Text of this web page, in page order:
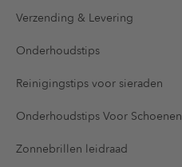
Verzending & Levering
Onderhoudstips
Reinigingstips voor sieraden
Onderhoudstips Voor Schoenen
Zonnebrillen leidraad